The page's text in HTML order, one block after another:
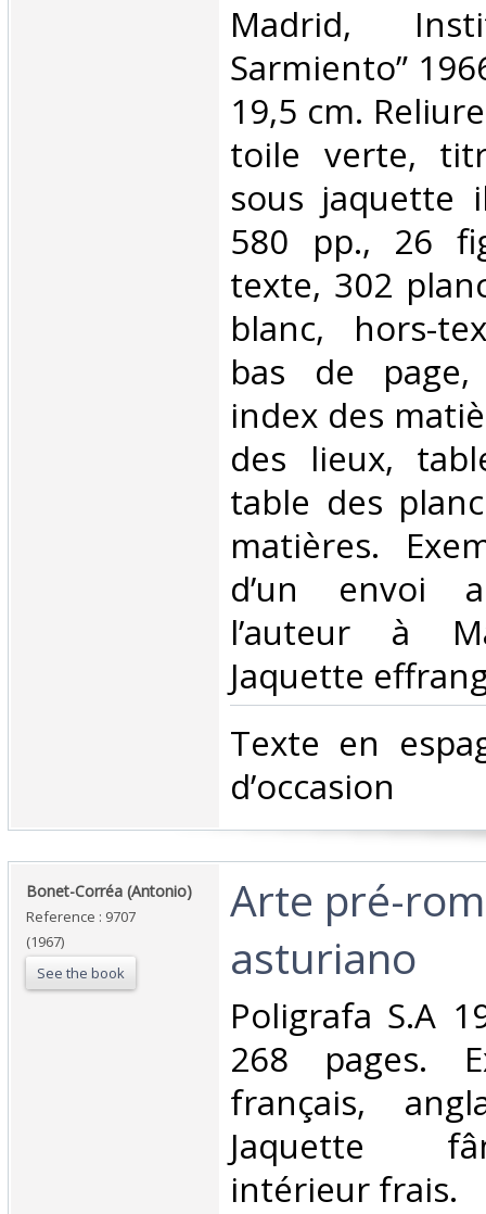
‎Madrid,
Sarmiento”
19,5 cm.
toile verte,
sous jaquette
580 pp., 26
texte, 302
blanc, hors-
bas de page,
index des
des lieux,
table des
matières.
d’un envoi
l’auteur à
Jaquette
‎Texte en
d’occasion ‎
‎Bonet-Corréa (Antonio)‎
Reference : 9707
(1967)
See the book
‎Arte pré-
asturiano‎
‎Poligrafa S.A
268 pages.
français,
Jaquette
intérieur frais. ‎